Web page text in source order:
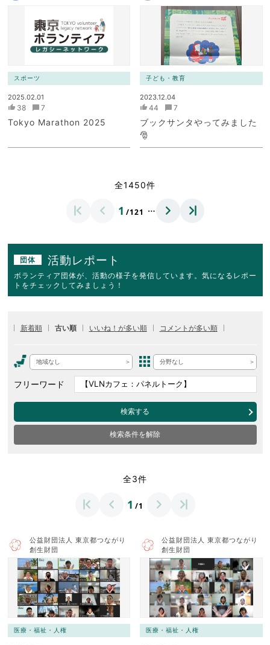
スポーツ
2025.02.01
38 7
Tokyo Marathon 2025
子ども・教育
2023.12.04
44 7
ブックサンタやってみました
🎅
全1450件
1 /121 …
団体 活動レポート
ボランティア団体が、活動の様子を発信しています。気になるレポー
トをチェックしてみましょう！
新着順 古い順 いいね！が多い順 コメントが多い順
地域なし 分野なし
フリーワード
検索する
検索条件を解除
全3件
1 /1
公益財団法人 東京都つながり
創生財団
医療・福祉・人権
公益財団法人 東京都つながり
創生財団
医療・福祉・人権